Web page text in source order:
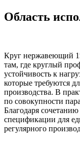
Область
Круг нержавеющий
там, где круглый
устойчивость к
которые требуются
производства. В
по совокупности
Благодаря
спецификации для
регулярного